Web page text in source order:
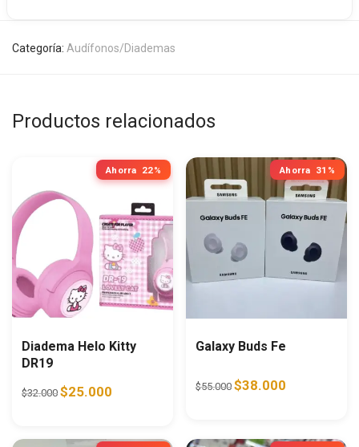
Categoría: Audífonos/Diademas
Productos relacionados
Ahorra 22%
Diadema Helo Kitty
DR19
$32.000 Original price was: $32.000.
$25.000 Current price is: $25.000.
Ahorra 31%
Galaxy Buds Fe
$55.000 Original price was:
$38.000